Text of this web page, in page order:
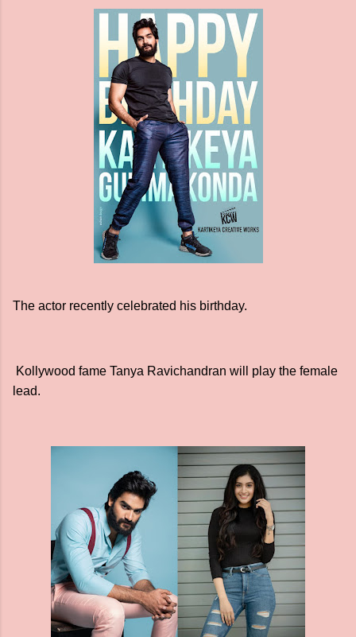
The actor recently celebrated his birthday.
Kollywood fame Tanya Ravichandran will play the female
lead.